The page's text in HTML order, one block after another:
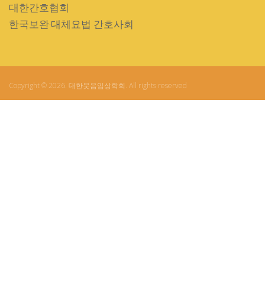
대한간호협회
한국보완·대체요법 간호사회
Copyright © 2026. 대한웃음임상학회. All rights reserved